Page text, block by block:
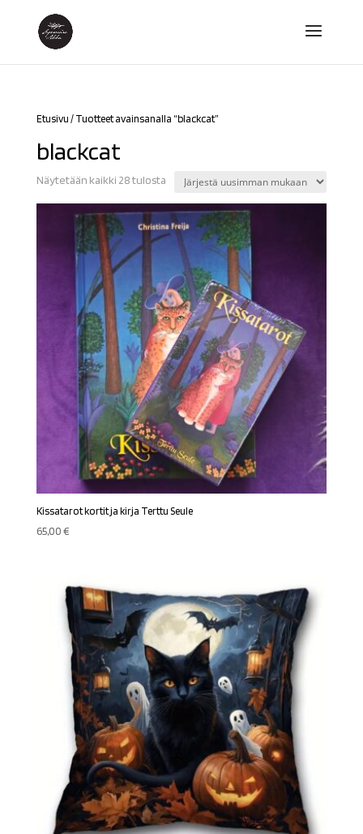
Etusivu / Tuotteet avainsanalla “blackcat”
blackcat
Näytetään kaikki 28 tulostaSorted
latest
Kissatarot kortit ja kirja Terttu Seule
65,00€